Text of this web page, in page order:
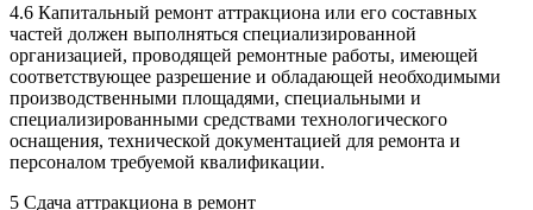
4.6 Капитальный ремонт аттракциона или его составных
частей должен выполняться специализированной
организацией, проводящей ремонтные работы, имеющей
соответствующее разрешение и обладающей необходимыми
производственными площадями, специальными и
специализированными средствами технологического
оснащения, технической документацией для ремонта и
персоналом требуемой квалификации.
5 Сдача аттракциона в ремонт